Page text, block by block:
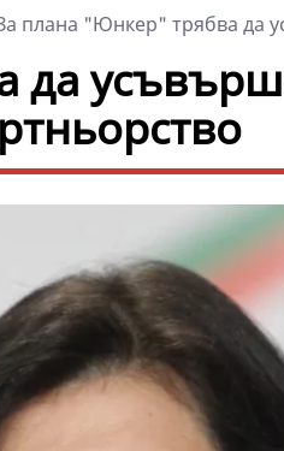
плана "Юнкер" трябва да
да